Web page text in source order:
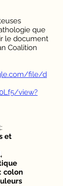
que
le document
Coalition
file/d
view?
et
colon